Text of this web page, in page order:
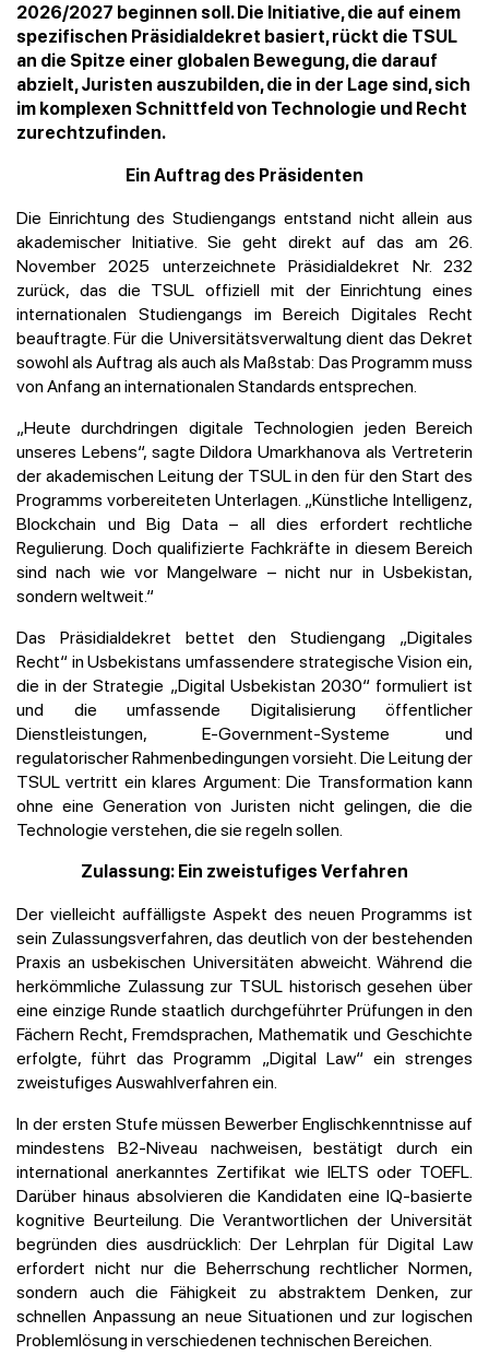
2026/2027 beginnen soll. Die Initiative, die auf einem
spezifischen Präsidialdekret basiert, rückt die TSUL
an die Spitze einer globalen Bewegung, die darauf
abzielt, Juristen auszubilden, die in der Lage sind, sich
im komplexen Schnittfeld von Technologie und Recht
zurechtzufinden.
Ein Auftrag des Präsidenten
Die Einrichtung des Studiengangs entstand nicht allein aus
akademischer Initiative. Sie geht direkt auf das am 26.
November 2025 unterzeichnete Präsidialdekret Nr. 232
zurück, das die TSUL offiziell mit der Einrichtung eines
internationalen Studiengangs im Bereich Digitales Recht
beauftragte. Für die Universitätsverwaltung dient das Dekret
sowohl als Auftrag als auch als Maßstab: Das Programm muss
von Anfang an internationalen Standards entsprechen.
„Heute durchdringen digitale Technologien jeden Bereich
unseres Lebens“, sagte Dildora Umarkhanova als Vertreterin
der akademischen Leitung der TSUL in den für den Start des
Programms vorbereiteten Unterlagen. „Künstliche Intelligenz,
Blockchain und Big Data – all dies erfordert rechtliche
Regulierung. Doch qualifizierte Fachkräfte in diesem Bereich
sind nach wie vor Mangelware – nicht nur in Usbekistan,
sondern weltweit.“
Das Präsidialdekret bettet den Studiengang „Digitales
Recht“ in Usbekistans umfassendere strategische Vision ein,
die in der Strategie „Digital Usbekistan 2030“ formuliert ist
und die umfassende Digitalisierung öffentlicher
Dienstleistungen, E-Government-Systeme und
regulatorischer Rahmenbedingungen vorsieht. Die Leitung der
TSUL vertritt ein klares Argument: Die Transformation kann
ohne eine Generation von Juristen nicht gelingen, die die
Technologie verstehen, die sie regeln sollen.
Zulassung: Ein zweistufiges Verfahren
Der vielleicht auffälligste Aspekt des neuen Programms ist
sein Zulassungsverfahren, das deutlich von der bestehenden
Praxis an usbekischen Universitäten abweicht. Während die
herkömmliche Zulassung zur TSUL historisch gesehen über
eine einzige Runde staatlich durchgeführter Prüfungen in den
Fächern Recht, Fremdsprachen, Mathematik und Geschichte
erfolgte, führt das Programm „Digital Law“ ein strenges
zweistufiges Auswahlverfahren ein.
In der ersten Stufe müssen Bewerber Englischkenntnisse auf
mindestens B2-Niveau nachweisen, bestätigt durch ein
international anerkanntes Zertifikat wie IELTS oder TOEFL.
Darüber hinaus absolvieren die Kandidaten eine IQ-basierte
kognitive Beurteilung. Die Verantwortlichen der Universität
begründen dies ausdrücklich: Der Lehrplan für Digital Law
erfordert nicht nur die Beherrschung rechtlicher Normen,
sondern auch die Fähigkeit zu abstraktem Denken, zur
schnellen Anpassung an neue Situationen und zur logischen
Problemlösung in verschiedenen technischen Bereichen.